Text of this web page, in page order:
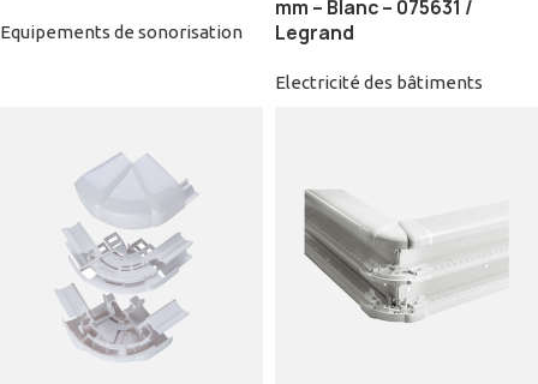
Equipements de sonorisation
mm – Blanc – 075631 /
Legrand
Electricité des bâtiments